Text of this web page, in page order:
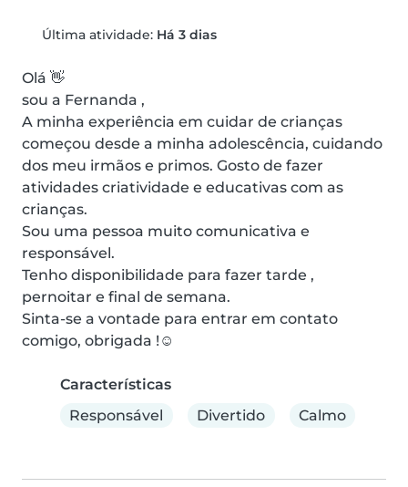
Última atividade: Há 3 dias
Olá 👋
sou a Fernanda ,
A minha experiência em cuidar de crianças
começou desde a minha adolescência, cuidando
dos meu irmãos e primos. Gosto de fazer
atividades criatividade e educativas com as
crianças.
Sou uma pessoa muito comunicativa e
responsável.
Tenho disponibilidade para fazer tarde ,
pernoitar e final de semana.
Sinta-se a vontade para entrar em contato
comigo, obrigada !☺️
Características
Responsável
Divertido Calmo